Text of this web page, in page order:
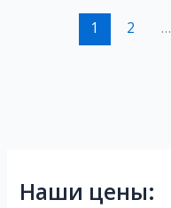
1 2 …
Наши цены: